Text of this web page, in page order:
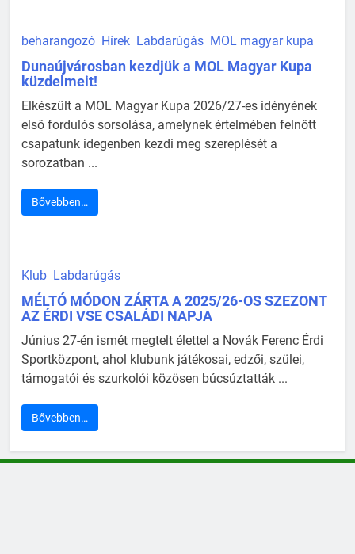
beharangozó Hírek Labdarúgás MOL magyar kupa
Dunaújvárosban kezdjük a MOL Magyar Kupa
küzdelmeit!
Elkészült a MOL Magyar Kupa 2026/27-es idényének
első fordulós sorsolása, amelynek értelmében felnőtt
csapatunk idegenben kezdi meg szereplését a
sorozatban ...
Bővebben…
Klub Labdarúgás
MÉLTÓ MÓDON ZÁRTA A 2025/26-OS SZEZONT
AZ ÉRDI VSE CSALÁDI NAPJA
Június 27-én ismét megtelt élettel a Novák Ferenc Érdi
Sportközpont, ahol klubunk játékosai, edzői, szülei,
támogatói és szurkolói közösen búcsúztatták ...
Bővebben…